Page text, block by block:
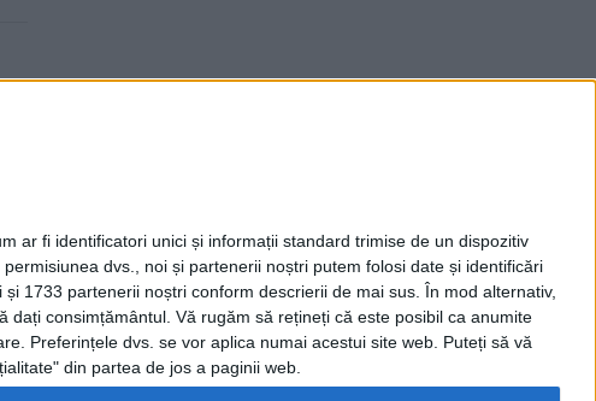
ar fi identificatori unici și informații standard trimise de un dispozitiv
permisiunea dvs., noi și partenerii noștri putem folosi date și identificări
1733 partenerii noștri conform descrierii de mai sus. În mod alternativ,
dați consimțământul. Vă rugăm să rețineți că este posibil ca anumite
Preferințele dvs. se vor aplica numai acestui site web. Puteți să vă
din partea de jos a paginii web.